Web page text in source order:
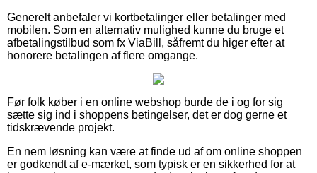
Generelt anbefaler vi kortbetalinger eller betalinger med
mobilen. Som en alternativ mulighed kunne du bruge et
afbetalingstilbud som fx ViaBill, såfremt du higer efter at
honorere betalingen af flere omgange.
Før folk køber i en online webshop burde de i og for sig
sætte sig ind i shoppens betingelser, det er dog gerne et
tidskrævende projekt.
En nem løsning kan være at finde ud af om online shoppen
er godkendt af e-mærket, som typisk er en sikkerhed for at